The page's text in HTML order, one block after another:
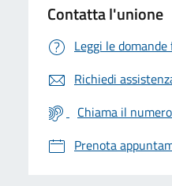
Contatta l'unione
Leggi le
Richiedi
Chiama il
Prenota